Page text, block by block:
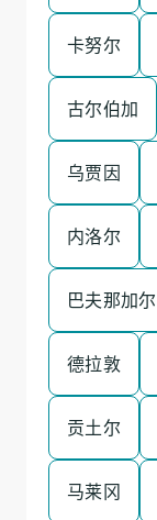
卡努尔
古尔伯加
乌贾因
内洛尔
巴夫那加尔
德拉敦
贡土尔
马莱冈